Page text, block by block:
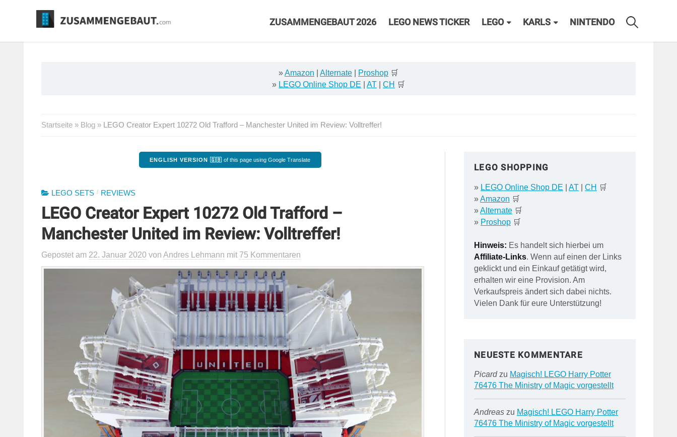
ZUSAMMENGEBAUT 2026 LEGO NEWS TICKER LEGO KARLS NINTENDO
»Amazon Alternate Proshop 🛒
» LEGO Online Shop DE AT CH 🛒
Startseite » Blog » LEGO Creator Expert 10272 Old Trafford – Manchester United im Review: Volltreffer!
ENGLISH VERSION 🇬🇧 of this page using Google Translate
LEGO SETS / REVIEWS
LEGO Creator Expert 10272 Old Trafford –
Manchester United im Review: Volltreffer!
Gepostet am 22. Januar 2020 von Andres Lehmann mit 75 Kommentaren
LEGO SHOPPING
» LEGO Online Shop DE AT| CH 🛒
»Amazon 🛒
»Alternate🛒
» Proshop🛒
Hinweis: Es handelt sich hierbei um
Affiliate-Links. Wenn auf einen der Links
geklickt und ein Einkauf getätigt wird,
erhalten wir eine Provision. Am
Verkaufspreis ändert sich dabei nichts.
Vielen Dank für eure Unterstützung!
NEUESTE KOMMENTARE
Picardzu Magisch! LEGO Harry Potter
76476 The Ministry of Magic vorgestellt
Andreaszu Magisch! LEGO Harry Potter
76476 The Ministry of Magic vorgestellt